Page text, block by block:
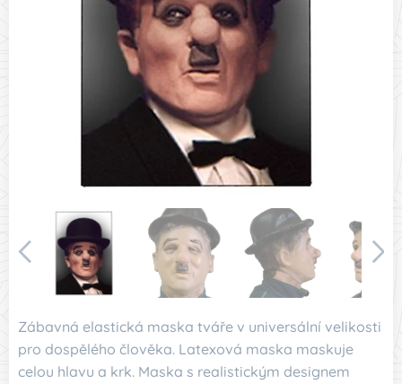
Zábavná elastická maska tváře v universální velikosti
pro dospělého člověka. Latexová maska maskuje
celou hlavu a krk. Maska s realistickým designem